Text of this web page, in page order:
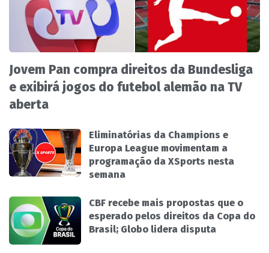
Jovem Pan compra direitos da Bundesliga
e exibirá jogos do futebol alemão na TV
aberta
Eliminatórias da Champions e
Europa League movimentam a
programação da XSports nesta
semana
CBF recebe mais propostas que o
esperado pelos direitos da Copa do
Brasil; Globo lidera disputa